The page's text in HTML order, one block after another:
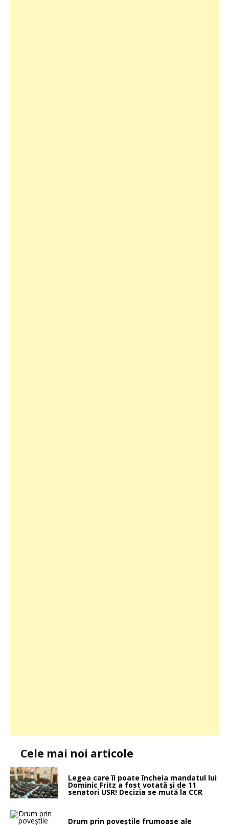
Cele mai noi articole
Legea care îi poate încheia mandatul lui
Dominic Fritz a fost votată și de 11
senatori USR! Decizia se mută la CCR
Drum prin poveştile frumoase ale